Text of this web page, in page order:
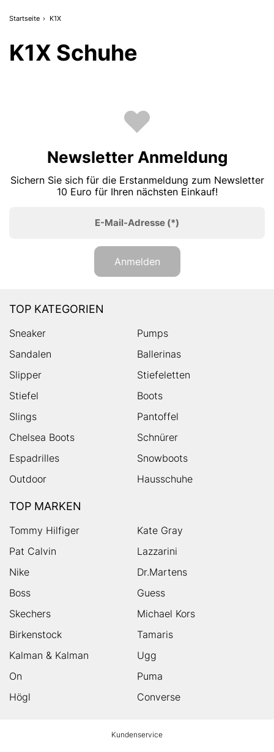
Startseite K1X
K1X Schuhe
Newsletter Anmeldung
Sichern Sie sich für die Erstanmeldung zum Newsletter
10 Euro für Ihren nächsten Einkauf!
E-Mail-Adresse (*)
Anmelden
TOP KATEGORIEN
Sneaker
Pumps
Sandalen
Ballerinas
Slipper
Stiefeletten
Stiefel
Boots
Slings
Pantoffel
Chelsea Boots
Schnürer
Espadrilles
Snowboots
Outdoor
Hausschuhe
TOP MARKEN
Tommy Hilfiger
Kate Gray
Pat Calvin
Lazzarini
Nike
Dr.Martens
Boss
Guess
Skechers
Michael Kors
Birkenstock
Tamaris
Kalman & Kalman
Ugg
On
Puma
Högl
Converse
Kundenservice